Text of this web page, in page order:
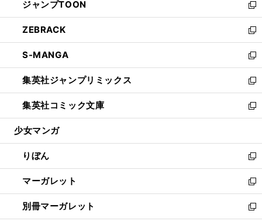
く
で
開
く
ド
ウ
で
開
く
ィ
ン
ド
ウ
で
開
く
い
ウ
ィ
ン
ド
ウ
で
開
く
ジャンプTOON
新
し
い
ウ
ィ
ン
ド
ウ
で
開
ZEBRACK
新
し
い
ウ
ィ
ン
ド
ウ
開
く
S-MANGA
新
し
い
ウ
ィ
ン
ウ
で
開
く
集英社ジャンプリミックス
新
し
い
ウ
ン
ド
ウ
で
開
く
集英社コミック文庫
新
し
ウ
ィ
ン
ド
ウ
で
開
少女マンガ
りぼん
新
し
い
ウ
ィ
マーガレット
新
し
い
別冊マーガレット
新